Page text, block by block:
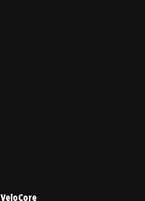
VeloCore